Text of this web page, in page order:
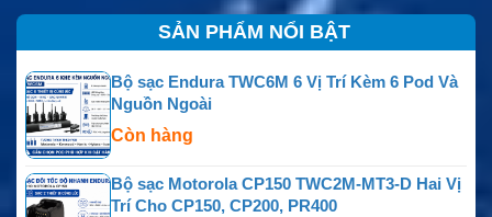
SẢN PHẨM NỔI BẬT
Bộ sạc Endura TWC6M 6 Vị Trí Kèm 6 Pod Và
Nguồn Ngoài
Còn hàng
Bộ sạc Motorola CP150 TWC2M-MT3-D Hai Vị
Trí Cho CP150, CP200, PR400